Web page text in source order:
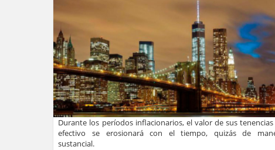
Durante los períodos inflacionarios, el valor de sus
efectivo se erosionará con el tiempo, quizás de
sustancial.